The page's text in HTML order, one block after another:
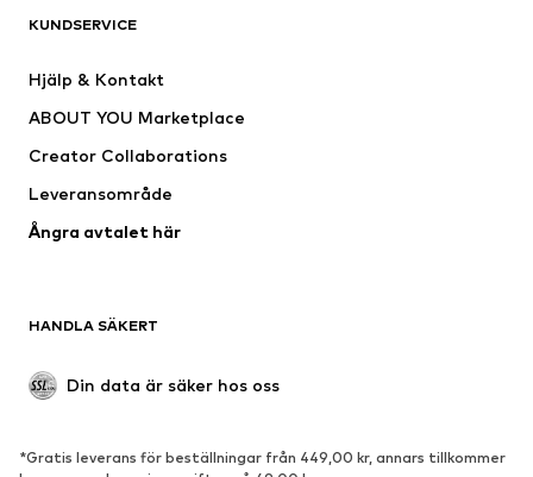
Nytt
Underkläder
Kappor
Badkläder
Upcycling
Populärt
KUNDSERVICE
Hjälp & Kontakt
ABOUT YOU Marketplace
Creator Collaborations
Leveransområde
Ångra avtalet här
HANDLA SÄKERT
Din data är säker hos oss
*Gratis leverans för beställningar från 449,00 kr, annars tillkommer